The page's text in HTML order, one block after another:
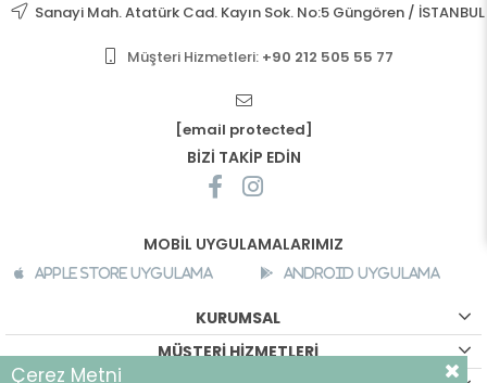
Sanayi Mah. Atatürk Cad. Kayın Sok. No:5 Güngören / İSTANBUL
Müşteri Hizmetleri: +90 212 505 55 77
[email protected]
BİZİ TAKİP EDİN
MOBİL UYGULAMALARIMIZ
Apple Store Uygulama Android Uygulama
KURUMSAL
MÜŞTERİ HİZMETLERİ
Çerez Metni